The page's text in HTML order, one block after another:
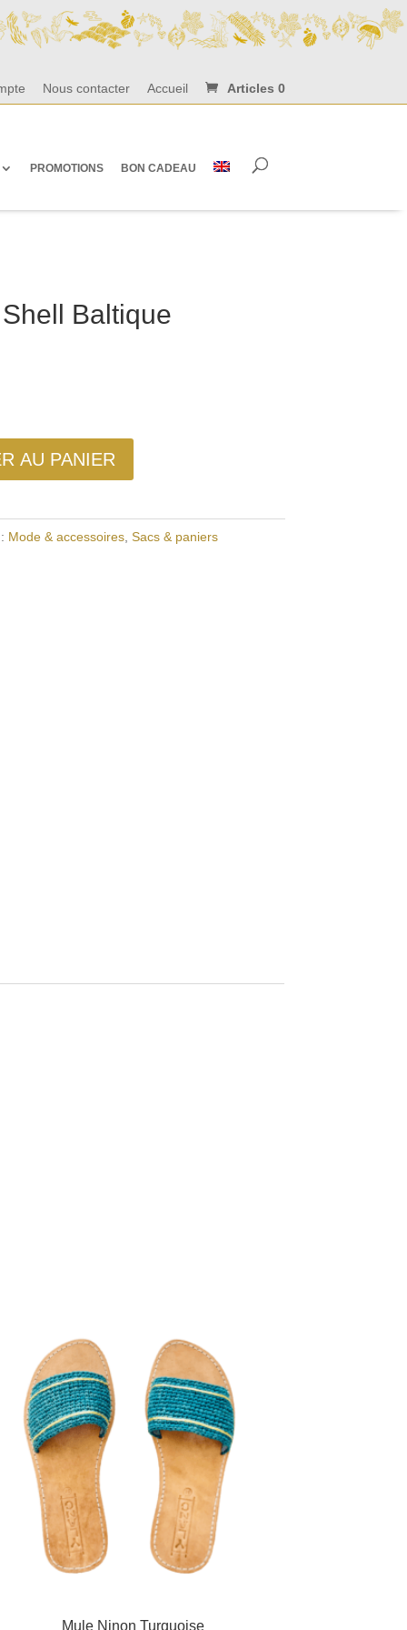
Nous contacter Accueil Articles 0
PROMOTIONS BON CADEAU
Baltique
AU PANIER
Mode & accessoires, Sacs & paniers
Mule Ninon Turquoise